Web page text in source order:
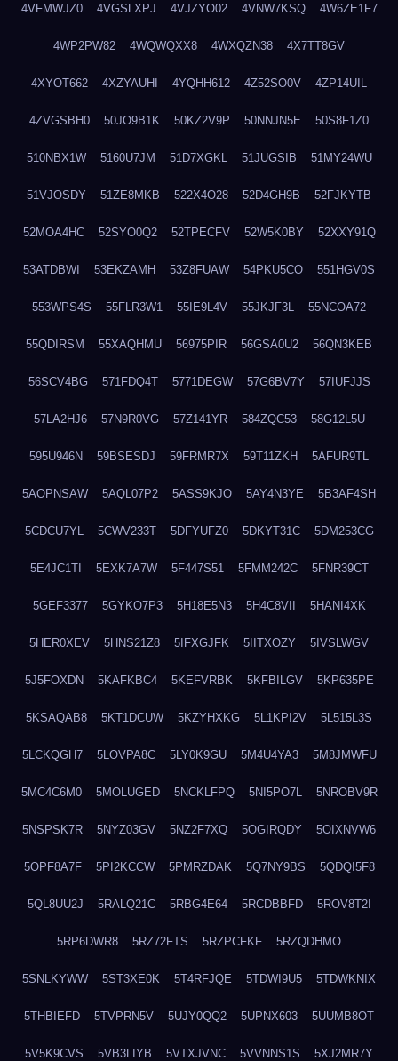
4VFMWJZ0 4VGSLXPJ 4VJZYO02 4VNW7KSQ 4W6ZE1F7
4WP2PW82 4WQWQXX8 4WXQZN38 4X7TT8GV
4XYOT662 4XZYAUHI 4YQHH612 4Z52SO0V 4ZP14UIL
4ZVGSBH0 50JO9B1K 50KZ2V9P 50NNJN5E 50S8F1Z0
510NBX1W 5160U7JM 51D7XGKL 51JUGSIB 51MY24WU
51VJOSDY 51ZE8MKB 522X4O28 52D4GH9B 52FJKYTB
52MOA4HC 52SYO0Q2 52TPECFV 52W5K0BY 52XXY91Q
53ATDBWI 53EKZAMH 53Z8FUAW 54PKU5CO 551HGV0S
553WPS4S 55FLR3W1 55IE9L4V 55JKJF3L 55NCOA72
55QDIRSM 55XAQHMU 56975PIR 56GSA0U2 56QN3KEB
56SCV4BG 571FDQ4T 5771DEGW 57G6BV7Y 57IUFJJS
57LA2HJ6 57N9R0VG 57Z141YR 584ZQC53 58G12L5U
595U946N 59BSESDJ 59FRMR7X 59T11ZKH 5AFUR9TL
5AOPNSAW 5AQL07P2 5ASS9KJO 5AY4N3YE 5B3AF4SH
5CDCU7YL 5CWV233T 5DFYUFZ0 5DKYT31C 5DM253CG
5E4JC1TI 5EXK7A7W 5F447S51 5FMM242C 5FNR39CT
5GEF3377 5GYKO7P3 5H18E5N3 5H4C8VII 5HANI4XK
5HER0XEV 5HNS21Z8 5IFXGJFK 5IITXOZY 5IVSLWGV
5J5FOXDN 5KAFKBC4 5KEFVRBK 5KFBILGV 5KP635PE
5KSAQAB8 5KT1DCUW 5KZYHXKG 5L1KPI2V 5L515L3S
5LCKQGH7 5LOVPA8C 5LY0K9GU 5M4U4YA3 5M8JMWFU
5MC4C6M0 5MOLUGED 5NCKLFPQ 5NI5PO7L 5NROBV9R
5NSPSK7R 5NYZ03GV 5NZ2F7XQ 5OGIRQDY 5OIXNVW6
5OPF8A7F 5PI2KCCW 5PMRZDAK 5Q7NY9BS 5QDQI5F8
5QL8UU2J 5RALQ21C 5RBG4E64 5RCDBBFD 5ROV8T2I
5RP6DWR8 5RZ72FTS 5RZPCFKF 5RZQDHMO
5SNLKYWW 5ST3XE0K 5T4RFJQE 5TDWI9U5 5TDWKNIX
5THBIEFD 5TVPRN5V 5UJY0QQ2 5UPNX603 5UUMB8OT
5V5K9CVS 5VB3LIYB 5VTXJVNC 5VVNNS1S 5XJ2MR7Y